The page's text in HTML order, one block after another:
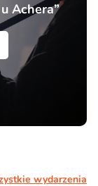
Achera”
wydarzenia